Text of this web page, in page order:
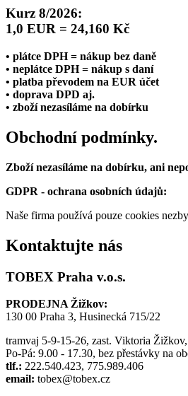
Kurz 8/2026:
1,0 EUR = 24,160 Kč
• plátce DPH = nákup bez daně
• neplátce DPH = nákup s daní
• platba převodem na EUR účet
• doprava DPD aj.
• zboží nezasíláme na dobírku
Obchodní podmínky.
Zboží nezasíláme na dobírku, ani
GDPR - ochrana osobních údajů:
Naše firma používá pouze cookies
Kontaktujte nás
TOBEX Praha v.o.s.
PRODEJNA Žižkov:
130 00 Praha 3, Husinecká 715/22
tramvaj 5-9-15-26, zast. Viktoria
Po-Pá: 9.00 - 17.30, bez přestávky na
tlf.: 222.540.423, 775.989.406
email: tobex@tobex.cz